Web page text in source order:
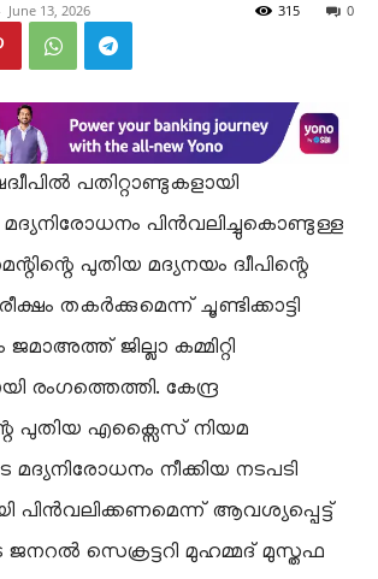
June 13, 2026 0
315
പതിറ്റാണ്ടുകളായി
മദ്യനിരോധനം പിൻവലിച്ചുകൊണ്ടുള്ള
പുതിയ മദ്യനയം ദ്വീപിന്റെ
തകർക്കുമെന്ന് ചൂണ്ടിക്കാട്ടി
ജമാഅത്ത് ജില്ലാ കമ്മിറ്റി
രംഗത്തെത്തി. കേന്ദ്ര
പുതിയ എക്സൈസ് നിയമ
മദ്യനിരോധനം നീക്കിയ നടപടി
പിൻവലിക്കണമെന്ന് ആവശ്യപ്പെട്ട്
സെക്രട്ടറി മുഹമ്മദ് മുസ്തഫ